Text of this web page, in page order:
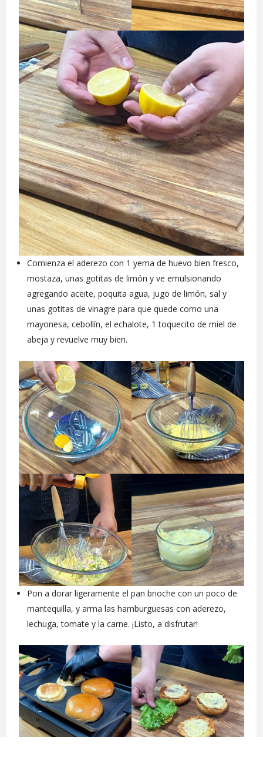
Comienza el aderezo con 1 yema de huevo bien fresco,
mostaza, unas gotitas de limón y ve emulsionando
agregando aceite, poquita agua, jugo de limón, sal y
unas gotitas de vinagre para que quede como una
mayonesa, cebollín, el echalote, 1 toquecito de miel de
abeja y revuelve muy bien.
Pon a dorar ligeramente el pan brioche con un poco de
mantequilla, y arma las hamburguesas con aderezo,
lechuga, tomate y la carne. ¡Listo, a disfrutar!